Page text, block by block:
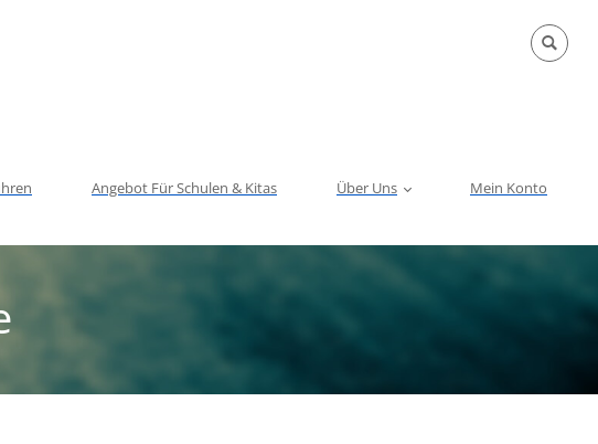
Angebot Für Schulen & Kitas Über Uns Mein Konto